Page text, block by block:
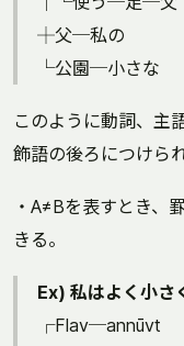
┼父─私の
└公園─小さな
このように動詞、主
飾語の後ろにつけられ
・A≠Bを表すとき、
きる。
Ex) 私はよく小さ
┌Flav─annūvt